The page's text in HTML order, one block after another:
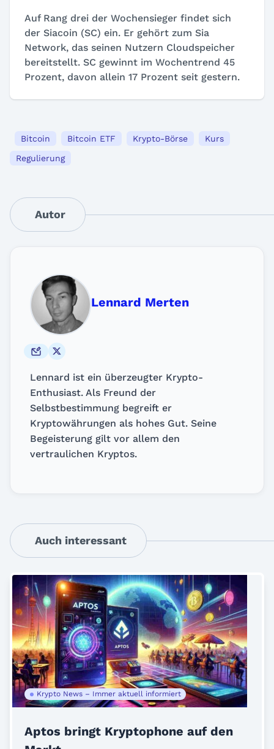
Auf Rang drei der Wochensieger findet sich
der Siacoin (SC) ein. Er gehört zum Sia
Network, das seinen Nutzern Cloudspeicher
bereitstellt. SC gewinnt im Wochentrend 45
Prozent, davon allein 17 Prozent seit gestern.
Bitcoin Bitcoin ETF Krypto-Börse
Kurs
Regulierung
Autor
Lennard Merten
Lennard ist ein überzeugter Krypto-
Enthusiast. Als Freund der
Selbstbestimmung begreift er
Kryptowährungen als hohes Gut. Seine
Begeisterung gilt vor allem den
vertraulichen Kryptos.
Auch interessant
Krypto News – Immer aktuell informiert
Aptos bringt Kryptophone auf den